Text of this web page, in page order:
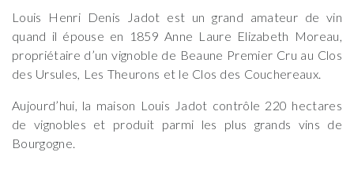
Louis Henri Denis Jadot est un grand amateur de vin
quand il épouse en 1859 Anne Laure Elizabeth Moreau,
propriétaire d’un vignoble de Beaune Premier Cru au Clos
des Ursules, Les Theurons et le Clos des Couchereaux.
Aujourd’hui, la maison Louis Jadot contrôle 220 hectares
de vignobles et produit parmi les plus grands vins de
Bourgogne.